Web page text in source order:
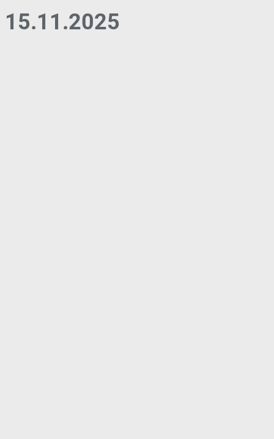
15.11.2025